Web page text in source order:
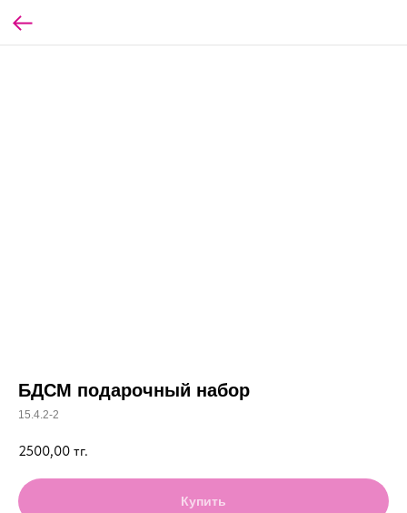
БДСМ подарочный набор
15.4.2-2
2500,00 тг.
Купить